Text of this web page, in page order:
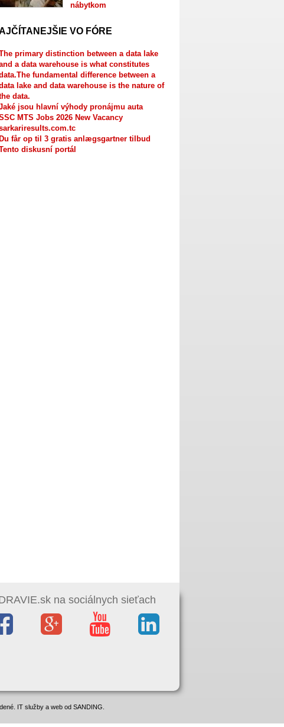
nábytkom
VO FÓRE
primary distinction between a data lake
a data warehouse is what constitutes
fundamental difference between a
lake and data warehouse is the nature of
data.
jsou hlavní výhody pronájmu auta
MTS Jobs 2026 New Vacancy
Du får op til 3 gratis anlægsgartner tilbud
diskusní portál
na sociálnych sieťach
IT služby a web od SANDING.